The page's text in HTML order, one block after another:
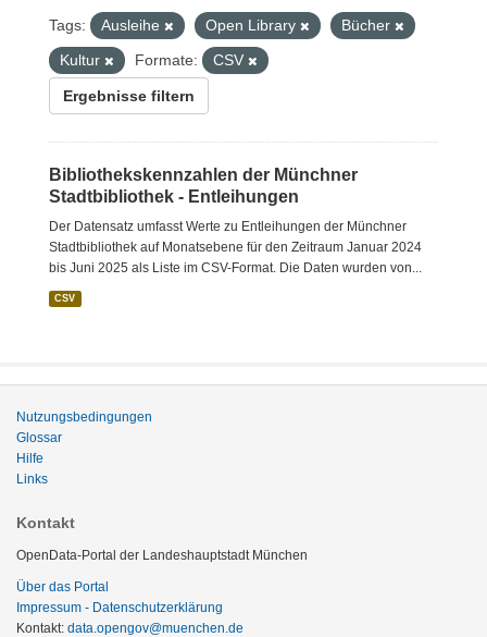
Tags: Ausleihe Open Library
Bücher
Kultur
Formate: CSV
Ergebnisse filtern
Bibliothekskennzahlen der Münchner
Stadtbibliothek - Entleihungen
Der Datensatz umfasst Werte zu Entleihungen der Münchner
Stadtbibliothek auf Monatsebene für den Zeitraum Januar 2024
bis Juni 2025 als Liste im CSV-Format. Die Daten wurden von...
CSV
Nutzungsbedingungen
Glossar
Hilfe
Links
Kontakt
OpenData-Portal der Landeshauptstadt München
Über das Portal
Impressum - Datenschutzerklärung
Kontakt: data.opengov@muenchen.de